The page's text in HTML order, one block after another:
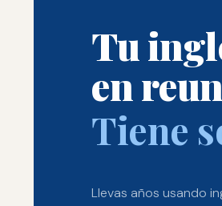
Tu
en
Tiene
Llevas años usando